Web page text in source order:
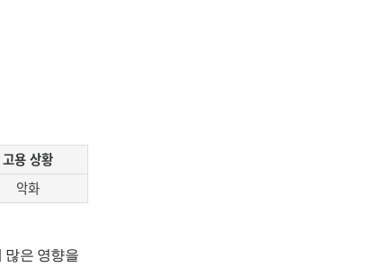
고용 상황
악화
많은 영향을